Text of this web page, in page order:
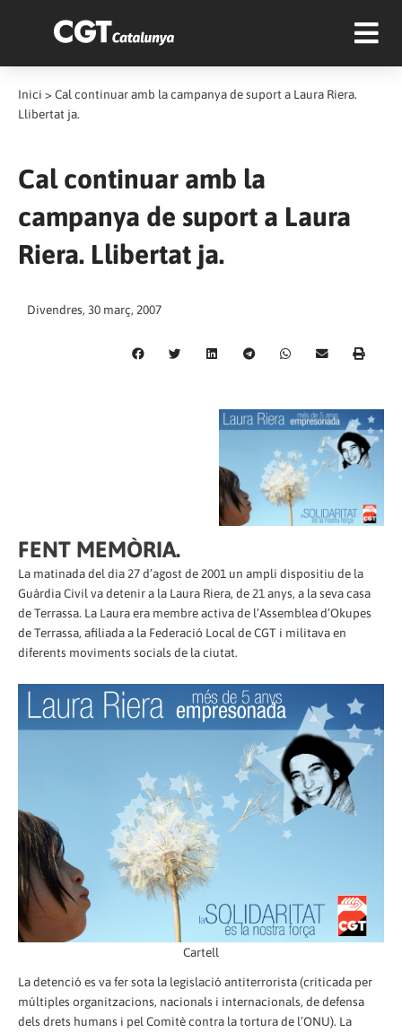
Inici > Cal continuar amb la campanya de suport a Laura Riera.
Llibertat ja.
Cal continuar amb la
campanya de suport a Laura
Riera. Llibertat ja.
Divendres, 30 març, 2007
FENT MEMÒRIA.
La matinada del dia 27 d’agost de 2001 un ampli dispositiu de la
Guàrdia Civil va detenir a la Laura Riera, de 21 anys, a la seva casa
de Terrassa. La Laura era membre activa de l’Assemblea d’Okupes
de Terrassa, afiliada a la Federació Local de CGT i militava en
diferents moviments socials de la ciutat.
Cartell
La detenció es va fer sota la legislació antiterrorista (criticada per
múltiples organitzacions, nacionals i internacionals, de defensa
dels drets humans i pel Comitè contra la tortura de l’ONU). La